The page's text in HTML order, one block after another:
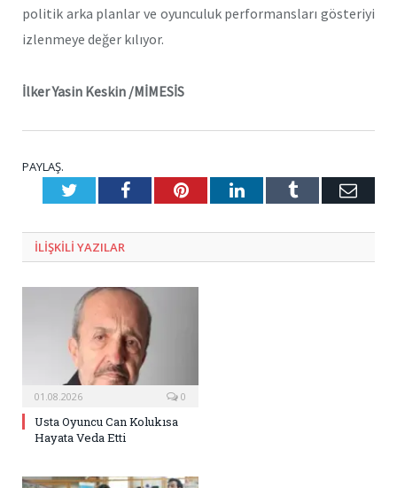
politik arka planlar ve oyunculuk performansları gösteriyi
izlenmeye değer kılıyor.
İlker Yasin Keskin /MİMESİS
PAYLAŞ.
TwitterFacebookPinterestLinkedInTumblr E-
ILIŞKILI YAZILAR
01.08.2026 0
Usta Oyuncu Can Kolukısa
Hayata Veda Etti